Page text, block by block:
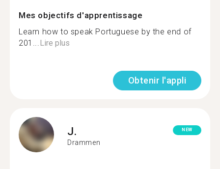
Mes objectifs d'apprentissage
Learn how to speak Portuguese by the end of
201...Lire plus
Obtenir l'appli
J.
Drammen
NEW